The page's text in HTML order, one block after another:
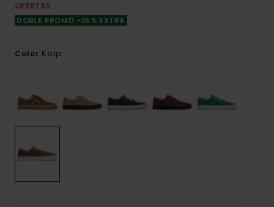
OFERTAS
DOBLE PROMO -25% EXTRA
Color Kelp